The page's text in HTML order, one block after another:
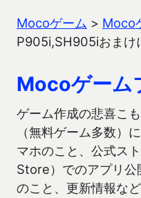
Mocoゲーム > Moco
P905i,SH905iおまけ
Mocoゲーム
ゲーム作成の悲喜こ
（無料ゲーム多数）
マホのこと、公式ス
Store）でのアプリ公
のこと、更新情報な